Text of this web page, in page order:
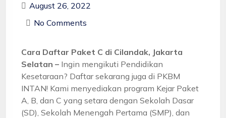
August 26, 2022
No Comments
Cara Daftar Paket C di Cilandak, Jakarta
Selatan – Ingin mengikuti Pendidikan
Kesetaraan? Daftar sekarang juga di PKBM
INTAN! Kami menyediakan program Kejar Paket
A, B, dan C yang setara dengan Sekolah Dasar
(SD), Sekolah Menengah Pertama (SMP), dan